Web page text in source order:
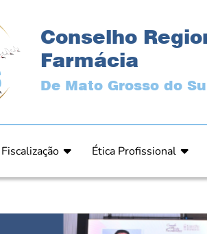
Conselho
Farmácia
De Mato Grosso do
Fiscalização
Orientação
Processos Fiscais
Ética Profissional
Comunicado de
Resultado de